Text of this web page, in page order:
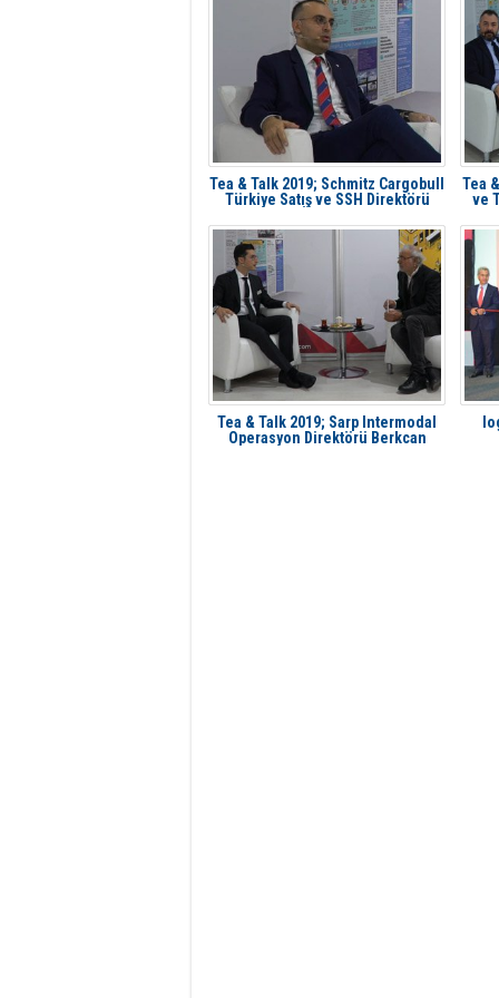
Tea & Talk 2019; Schmitz Cargobull
Türkiye Satış ve SSH Direktörü
Tea
ve
Tea & Talk 2019; Sarp Intermodal
Operasyon Direktörü Berkcan